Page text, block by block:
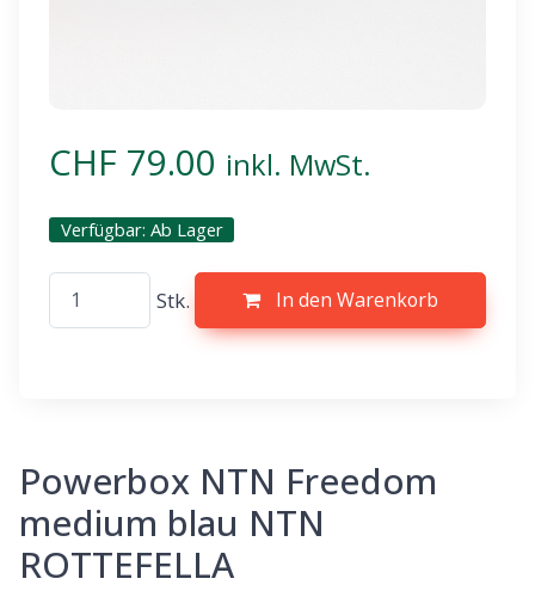
CHF 79.00 inkl. MwSt.
Verfügbar: Ab Lager
Stk. In den Warenkorb
Powerbox NTN Freedom
medium blau NTN
ROTTEFELLA